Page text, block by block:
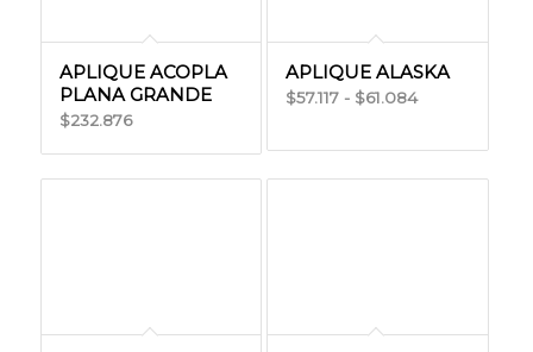
APLIQUE ACOPLA
PLANA GRANDE
$232.876
APLIQUE ALASKA
$57.117 - $61.084Rango
precios:
desde